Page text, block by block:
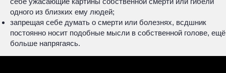
одного из близких ему людей;
запрещая себе думать о смерти или болезнях, всдшник
постоянно носит подобные мысли в собственной голове, ещё
больше напрягаясь.